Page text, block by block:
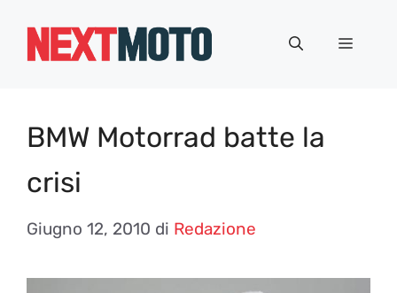
Menu
BMW Motorrad batte la
crisi
Giugno 12, 2010 di Redazione